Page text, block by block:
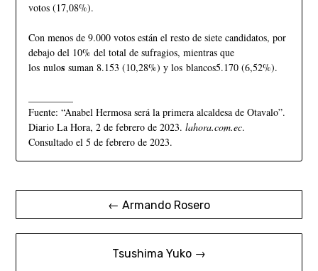
votos (17,08%).
Con menos de 9.000 votos están el resto de siete candidatos, por
debajo del 10% del total de sufragios, mientras que
los nulossuman 8.153 (10,28%) y los blancos5.170 (6,52%).
Fuente: “Anabel Hermosa será la primera alcaldesa de Otavalo”.
Diario La Hora, 2 de febrero de 2023. lahora.com.ec.
Consultado el 5 de febrero de 2023.
← Armando Rosero
Tsushima Yuko →